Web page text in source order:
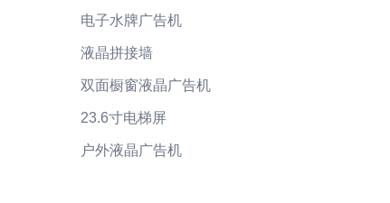
电子水牌广告机
液晶拼接墙
双面橱窗液晶广告机
23.6寸电梯屏
户外液晶广告机